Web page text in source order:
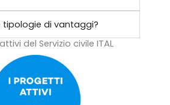
tipologie di vantaggi?
del Servizio civile ITAL